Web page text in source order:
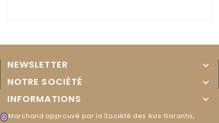
NEWSLETTER 
NOTRE SOCIÉTÉ 
INFORMATIONS 
Marchand approuvé par la Société des Avis Garantis,